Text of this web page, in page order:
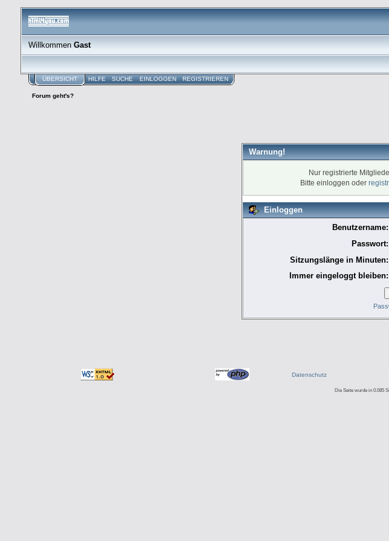
WillkommenGast
ÜBERSICHT HILFE SUCHE EINLOGGEN REGISTRIEREN
Forum geht's?
Warnung!
Nur registrierte
Bitte einloggen oder
Einloggen
Benutzername:
Passwort:
Sitzungslänge in Minuten:
Immer eingeloggt bleiben:
Datenschutz
Die Seite wurde in 0.085